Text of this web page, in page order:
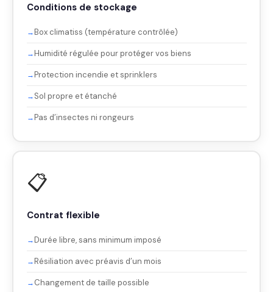
Conditions de stockage
Box climatiss (température contrôlée)
Humidité régulée pour protéger vos biens
Protection incendie et sprinklers
Sol propre et étanché
Pas d’insectes ni rongeurs
📋
Contrat flexible
Durée libre, sans minimum imposé
Résiliation avec préavis d’un mois
Changement de taille possible